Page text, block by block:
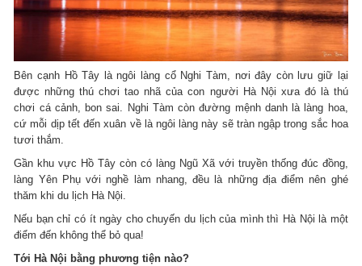
Bên cạnh Hồ Tây là ngôi làng cổ Nghi Tàm, nơi đây còn lưu giữ lại
được những thú chơi tao nhã của con người Hà Nội xưa đó là thú
chơi cá cảnh, bon sai. Nghi Tàm còn đường mệnh danh là làng hoa,
cứ mỗi dịp tết đến xuân về là ngôi làng này sẽ tràn ngập trong sắc hoa
tươi thắm.
Gần khu vực Hồ Tây còn có làng Ngũ Xã với truyền thống đúc đồng,
làng Yên Phụ với nghề làm nhang, đều là những địa điểm nên ghé
thăm khi du lịch Hà Nội.
Nếu bạn chỉ có ít ngày cho chuyến du lịch của mình thì Hà Nội là một
điểm đến không thể bỏ qua!
Tới Hà Nội bằng phương tiện nào?